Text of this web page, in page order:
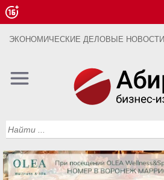
ЭКОНОМИЧЕСКИЕ ДЕЛОВЫЕ НОВОСТИ